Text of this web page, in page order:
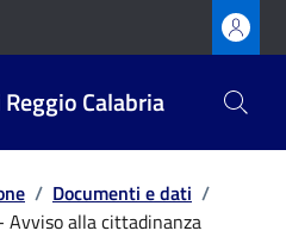
Calabria
/ Documenti e dati /
Avviso alla cittadinanza